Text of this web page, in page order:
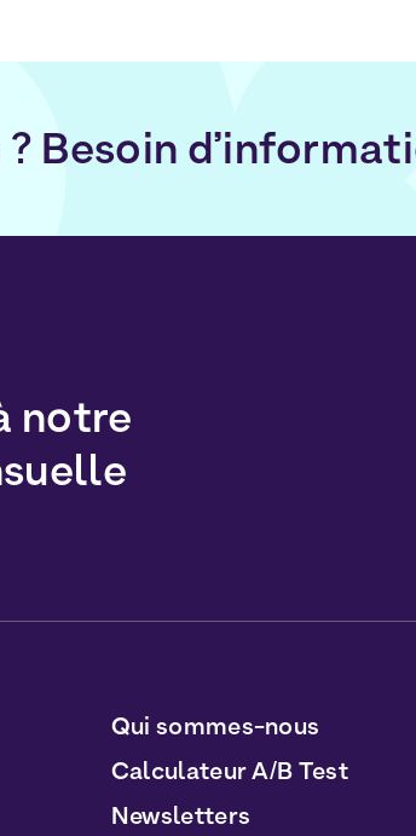
Besoin
notre
Qui sommes-nous
Calculateur A/B Test
Newsletters